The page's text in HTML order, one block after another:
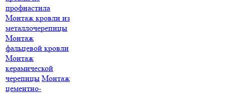
профнастила
Монтаж кровли из
металлочерепицы
Монтаж
фальцевой кровли
Монтаж
керамической
черепицы Монтаж
цементно-